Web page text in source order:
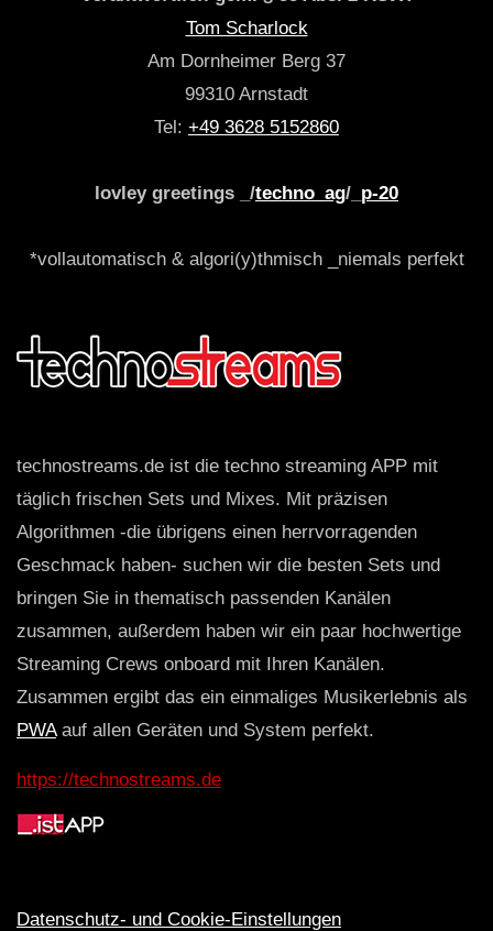
Tom Scharlock
Am Dornheimer Berg 37
99310 Arnstadt
Tel: +49 3628 5152860
lovley greetings _/techno_ag/_ p-20
*vollautomatisch & algori(y)thmisch _niemals perfekt
technostreams.de ist die techno streaming APP mit
täglich frischen Sets und Mixes. Mit präzisen
Algorithmen -die übrigens einen herrvorragenden
Geschmack haben- suchen wir die besten Sets und
bringen Sie in thematisch passenden Kanälen
zusammen, außerdem haben wir ein paar hochwertige
Streaming Crews onboard mit Ihren Kanälen.
Zusammen ergibt das ein einmaliges Musikerlebnis als
PWAauf allen Geräten und System perfekt.
https://technostreams.de
Datenschutz- und Cookie-Einstellungen